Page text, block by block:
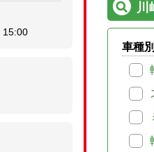
川
車種
15:00